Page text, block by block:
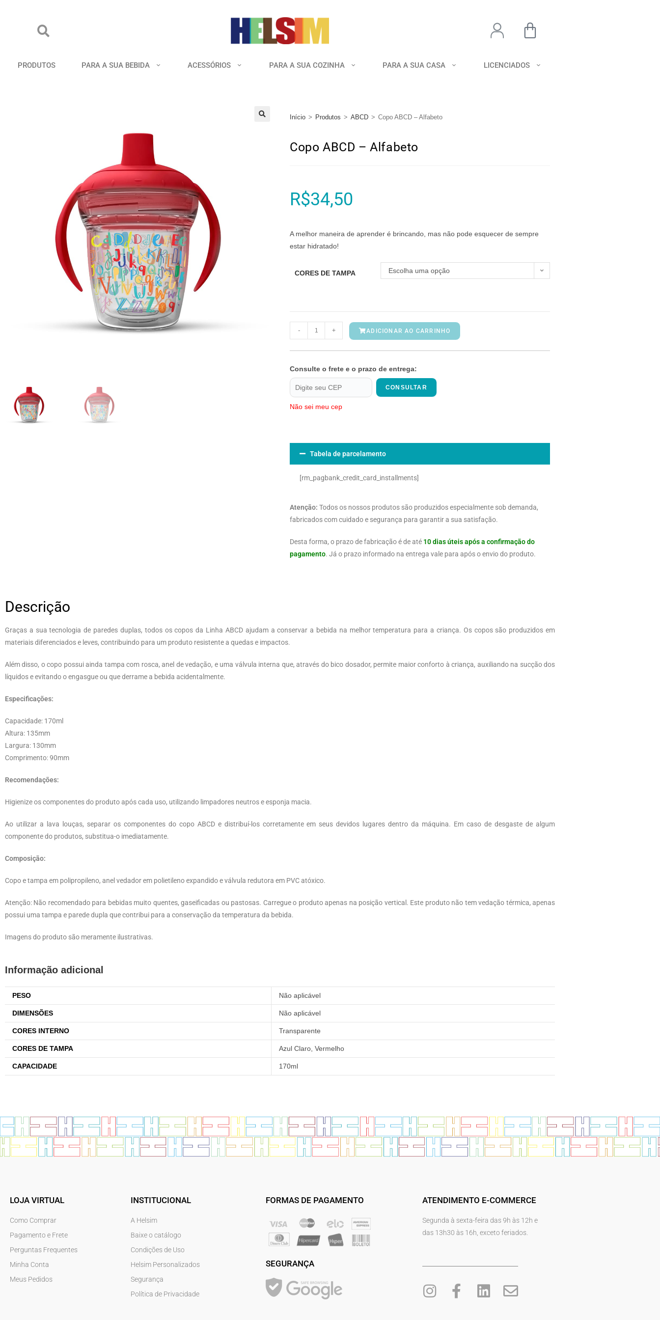
PRODUTOS PARA A SUA BEBIDA ACESSÓRIOS PARA A SUA COZINHA PARA A SUA CASA LICENCIADOS
Início > Produtos > ABCD > Copo ABCD – Alfabeto
Copo ABCD – Alfabeto
R$34,50
A melhor maneira de aprender é brincando, mas não pode esquecer de sempre
estar hidratado!
CORES DE TAMPA Escolha uma opção
- + ADICIONAR AO CARRINHO
Consulte o frete e o prazo de entrega:
CONSULTAR
Não sei meu cep
Tabela de parcelamento
[rm_pagbank_credit_card_installments]
Atenção: Todos os nossos produtos são produzidos especialmente sob demanda,
fabricados com cuidado e segurança para garantir a sua satisfação.
Desta forma, o prazo de fabricação é de até 10 dias úteis após a confirmação do
pagamento. Já o prazo informado na entrega vale para após o envio do produto.
Descrição
Graças a sua tecnologia de paredes duplas, todos os copos da Linha ABCD ajudam a conservar a bebida na melhor temperatura para a criança. Os copos são produzidos em
materiais diferenciados e leves, contribuindo para um produto resistente a quedas e impactos.
Além disso, o copo possui ainda tampa com rosca, anel de vedação, e uma válvula interna que, através do bico dosador, permite maior conforto à criança, auxiliando na sucção dos
líquidos e evitando o engasgue ou que derrame a bebida acidentalmente.
Especificações:
Capacidade: 170ml
Altura: 135mm
Largura: 130mm
Comprimento: 90mm
Recomendações:
Higienize os componentes do produto após cada uso, utilizando limpadores neutros e esponja macia.
Ao utilizar a lava louças, separar os componentes do copo ABCD e distribuí-los corretamente em seus devidos lugares dentro da máquina. Em caso de desgaste de algum
componente do produtos, substitua-o imediatamente.
Composição:
Copo e tampa em polipropileno, anel vedador em polietileno expandido e válvula redutora em PVC atóxico.
Atenção: Não recomendado para bebidas muito quentes, gaseificadas ou pastosas. Carregue o produto apenas na posição vertical. Este produto não tem vedação térmica, apenas
possui uma tampa e parede dupla que contribui para a conservação da temperatura da bebida.
Imagens do produto são meramente ilustrativas.
Informação adicional
PESO Não aplicável
DIMENSÕES Não aplicável
CORES INTERNO Transparente
CORES DE TAMPA Azul Claro, Vermelho
CAPACIDADE 170ml
LOJA VIRTUAL
Como Comprar
Pagamento e Frete
Perguntas Frequentes
Minha Conta
Meus Pedidos
INSTITUCIONAL
A Helsim
Baixe o catálogo
Condições de Uso
Helsim Personalizados
Segurança
Política de Privacidade
FORMAS DE PAGAMENTO
SEGURANÇA
ATENDIMENTO E-COMMERCE
Segunda à sexta-feira das 9h às 12h e
das 13h30 às 16h, exceto feriados.